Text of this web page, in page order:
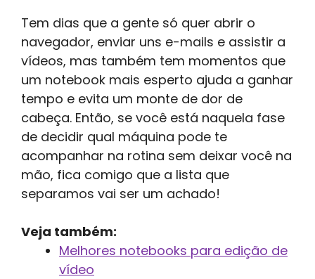
Tem dias que a gente só quer abrir o
navegador, enviar uns e-mails e assistir a
vídeos, mas também tem momentos que
um notebook mais esperto ajuda a ganhar
tempo e evita um monte de dor de
cabeça. Então, se você está naquela fase
de decidir qual máquina pode te
acompanhar na rotina sem deixar você na
mão, fica comigo que a lista que
separamos vai ser um achado!
Veja também:
Melhores notebooks para edição de
vídeo